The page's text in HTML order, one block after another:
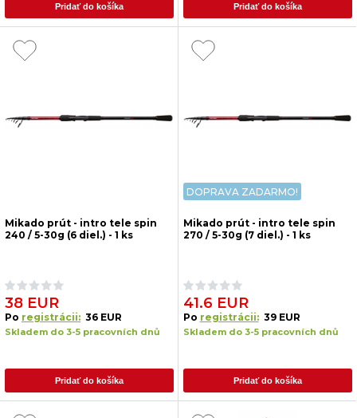
Pridať do košíka Pridať do košíka
Mikado prút - intro tele spin
240 / 5-30g (6 diel.) - 1 ks
38 EUR
Po registrácii: 36 EUR
Skladem do 3-5 pracovních dnů
Pridať do košíka
DOPRAVA ZADARMO!
Mikado prút - intro tele spin
270 / 5-30g (7 diel.) - 1 ks
41.6 EUR
Po registrácii: 39 EUR
Skladem do 3-5 pracovních dnů
Pridať do košíka